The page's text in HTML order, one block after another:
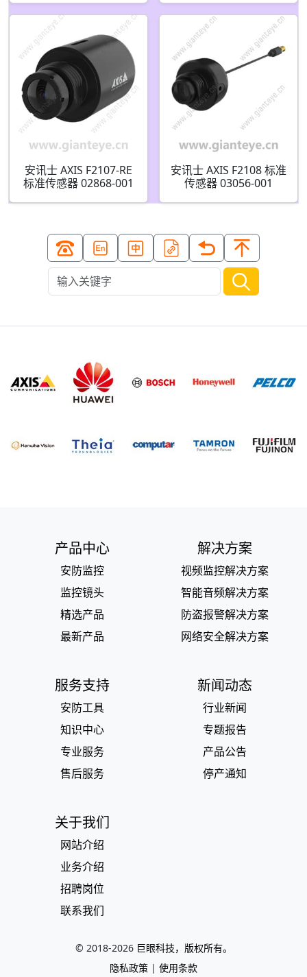
安讯士 AXIS F2107-RE
标准传感器 02868-001
安讯士 AXIS F2108 标准
传感器 03056-001
产品中心
安防监控
监控镜头
精选产品
最新产品
解决方案
视频监控解决方案
智能音频解决方案
防盗报警解决方案
网络安全解决方案
服务支持
安防工具
知识中心
专业服务
售后服务
新闻动态
行业新闻
专题报告
产品公告
停产通知
关于我们
网站介绍
业务介绍
招聘岗位
联系我们
© 2018-2026 巨眼科技，版权所有。
隐私政策 | 使用条款